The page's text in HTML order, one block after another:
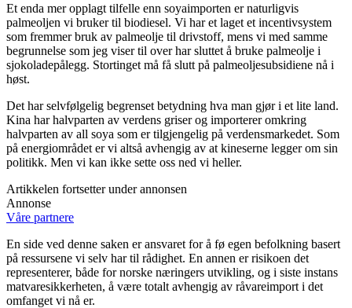
Et enda mer opplagt tilfelle enn soyaimporten er naturligvis
palmeoljen vi bruker til biodiesel. Vi har et laget et incentivsystem
som fremmer bruk av palmeolje til drivstoff, mens vi med samme
begrunnelse som jeg viser til over har sluttet å bruke palmeolje i
sjokoladepålegg. Stortinget må få slutt på palmeoljesubsidiene nå i
høst.
Det har selvfølgelig begrenset betydning hva man gjør i et lite land.
Kina har halvparten av verdens griser og importerer omkring
halvparten av all soya som er tilgjengelig på verdensmarkedet. Som
på energiområdet er vi altså avhengig av at kineserne legger om sin
politikk. Men vi kan ikke sette oss ned vi heller.
Artikkelen fortsetter under annonsen
Annonse
Våre partnere
En side ved denne saken er ansvaret for å fø egen befolkning basert
på ressursene vi selv har til rådighet. En annen er risikoen det
representerer, både for norske næringers utvikling, og i siste instans
matvaresikkerheten, å være totalt avhengig av råvareimport i det
omfanget vi nå er.